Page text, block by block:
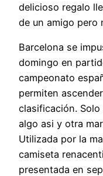
delicioso regalo
de un amigo pero
Barcelona se
domingo en
campeonato
permiten
clasificación.
algo asi y otra
Utilizada por la
camiseta
presentada en